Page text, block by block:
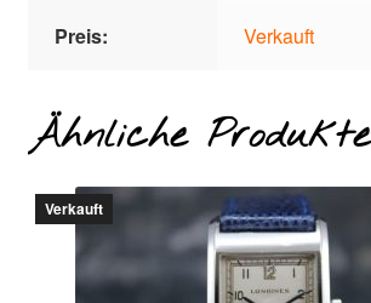
Preis: Verkauft
Ähnliche Produkte
Verkauft